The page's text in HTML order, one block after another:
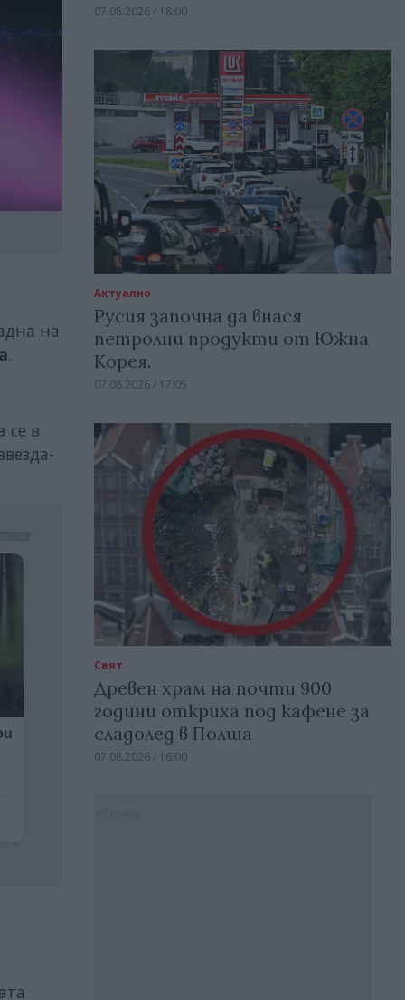
на
.
се в
07.08.2026 / 18:00
Актуално
Русия започна да внася
петролни продукти от Южна
Корея.
07.08.2026 / 17:05
Свят
Древен храм на почти 900
години откриха под кафене за
сладолед в Полша
07.08.2026 / 16:00